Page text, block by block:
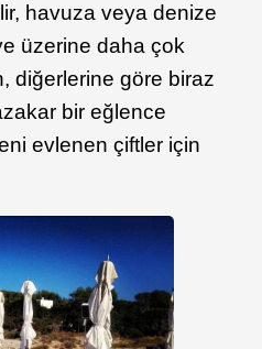
havuza veya denize
üzerine daha çok
diğerlerine göre biraz
bir eğlence
evlenen çiftler için